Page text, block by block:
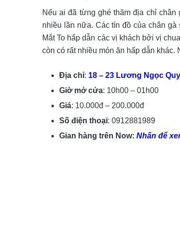
Nếu ai đã từng ghé thăm địa chỉ
nhiều lần nữa. Các tín đồ của chân
Mắt To hấp dẫn các vị khách bởi vị
còn có rất nhiều món ăn hấp dẫn
Địa chỉ: 18 – 23 Lương Ngọc
Giờ mở cửa: 10h00 – 01h00
Giá: 10.000đ – 200.000đ
Số điện thoại: 0912881989
Gian hàng trên Now: Nhấn để